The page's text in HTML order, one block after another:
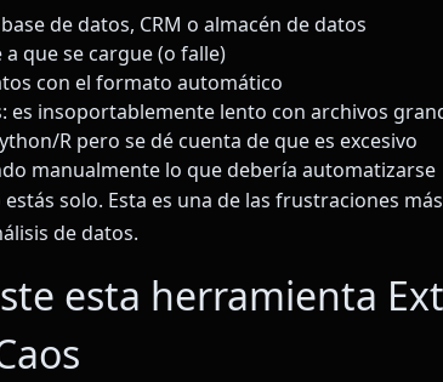
de datos, CRM o almacén de datos
a que se cargue (o falle)
con el formato automático
es insoportablemente lento con archivos
R pero se dé cuenta de que es excesivo
manualmente lo que debería automatizarse
estás solo. Esta es una de las frustraciones
de datos.
esta herramienta